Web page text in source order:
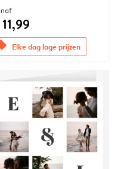
Elke dag lage prijzen